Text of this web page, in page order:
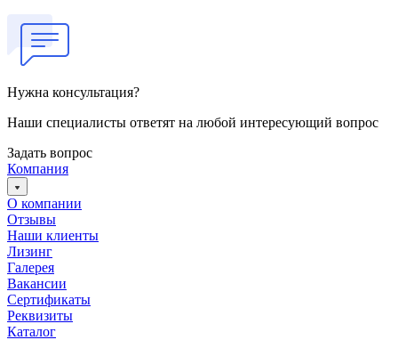
Нужна консультация?
Наши специалисты ответят на любой интересующий вопрос
Задать вопрос
Компания
О компании
Отзывы
Наши клиенты
Лизинг
Галерея
Вакансии
Сертификаты
Реквизиты
Каталог